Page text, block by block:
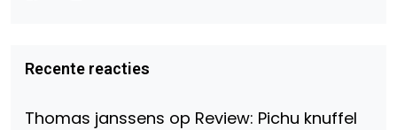
Beauty-
147775071915783/?
Facebook
op
Twitter
op
Instagram
Recente reacties
Thomas janssens op Review: Pichu knuffel